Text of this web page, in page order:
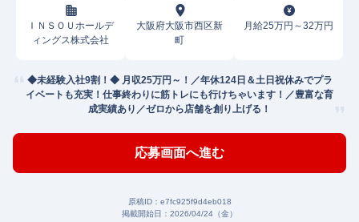
ＩＮＳＯＵホールデ
ィングス株式会社
大阪府大阪市西区新
町
月給25万円～32万円
◆未経験入社9割！◆ 月収25万円～！／年休124日＆土日祝休みでプラ
イベートも充実！仕事終わりに筋トレにも行けちゃいます！／豊富な育
成実績あり／ゼロから店舗を創り上げる！
応募画面へ進む
原稿ID： e7fc925f9d4eb018
掲載開始日： 2026/04/24（金）